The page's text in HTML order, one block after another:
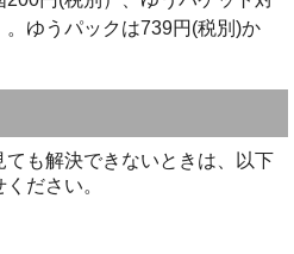
ゆうパックは739円(税別)か
ても解決できないときは、以下
ださい。